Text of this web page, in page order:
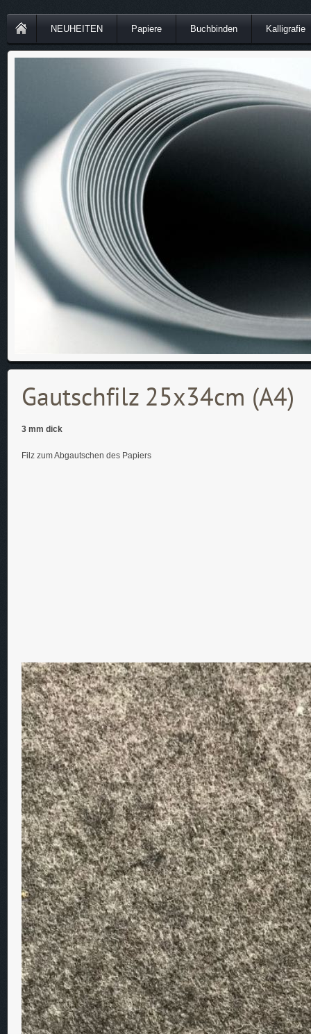
NEUHEITEN Papiere Buchbinden Kalligrafie
Gautschfilz 25x34cm (A4)
3 mm dick
Filz zum Abgautschen des Papiers